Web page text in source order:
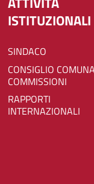
ISTITUZIONALI
SINDACO
CONSIGLIO COMUNALE E
COMMISSIONI
RAPPORTI
INTERNAZIONALI